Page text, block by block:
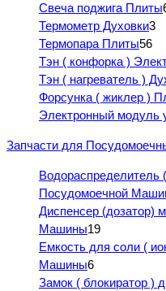
Свеча поджига Плиты
Термометр Духовки3
Термопара Плиты56
Тэн ( конфорка )
Тэн ( нагреватель )
Форсунка ( жиклер )
Электронный модуль
Запчасти для
Водораспределитель
Посудомоечной
Диспенсер (дозатор)
Машины19
Емкость для соли (
Машины6
Замок ( блокиратор )